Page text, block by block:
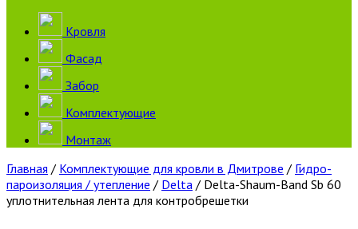
Кровля
Фасад
Забор
Комплектующие
Монтаж
Главная / Комплектующие для кровли в Дмитрове / Гидро-
пароизоляция / утепление / Delta / Delta-Shaum-Band Sb 60
уплотнительная лента для контробрешетки